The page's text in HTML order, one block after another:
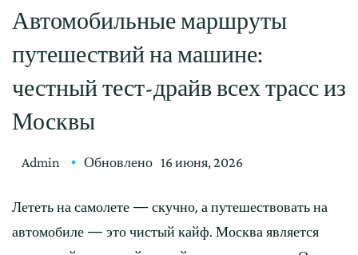
Автомобильные маршруты
путешествий на машине:
честный тест-драйв всех трасс из
Москвы
Admin Обновлено 16 июня, 2026
Лететь на самолете — скучно, а путешествовать на
автомобиле — это чистый кайф. Москва является